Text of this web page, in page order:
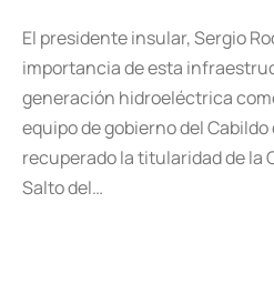
El presidente insular, Sergio
importancia de esta
generación hidroeléctrica
equipo de gobierno del Cabildo
recuperado la titularidad de la
Salto del…